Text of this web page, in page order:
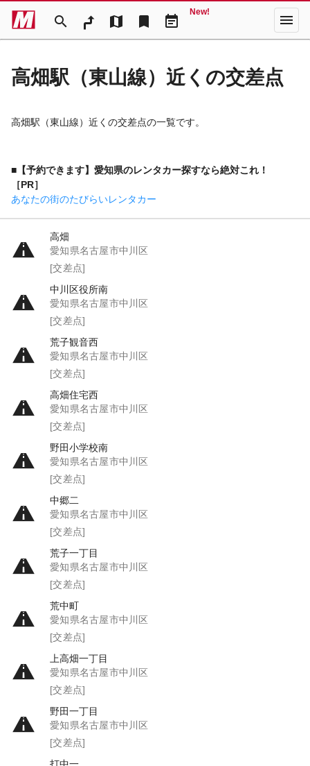
search map bookmark event_note
New! menu
高畑駅（東山線）近くの交差点
高畑駅（東山線）近くの交差点の一覧です。
■【予約できます】愛知県のレンタカー探すなら絶対これ！
［PR］
あなたの街のたびらいレンタカー
高畑
愛知県名古屋市中川区
[交差点]
中川区役所南
愛知県名古屋市中川区
[交差点]
荒子観音西
愛知県名古屋市中川区
[交差点]
高畑住宅西
愛知県名古屋市中川区
[交差点]
野田小学校南
愛知県名古屋市中川区
[交差点]
中郷二
愛知県名古屋市中川区
[交差点]
荒子一丁目
愛知県名古屋市中川区
[交差点]
荒中町
愛知県名古屋市中川区
[交差点]
上高畑一丁目
愛知県名古屋市中川区
[交差点]
野田一丁目
愛知県名古屋市中川区
[交差点]